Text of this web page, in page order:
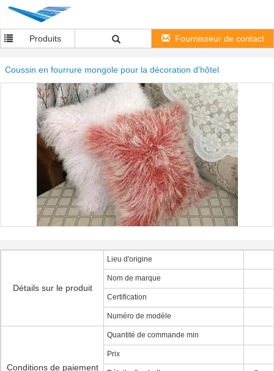
Produits Fournisseur de contact
Coussin en fourrure mongole pour la décoration d'hôtel
Détails sur le produit
Lieu d'origine
Nom de marque
Certification
Numéro de modèle
Conditions de paiement
Quantité de commande min
Prix